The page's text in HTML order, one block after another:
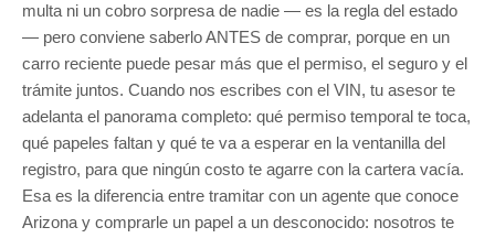
multa ni un cobro sorpresa de nadie — es la regla del estado
— pero conviene saberlo ANTES de comprar, porque en un
carro reciente puede pesar más que el permiso, el seguro y el
trámite juntos. Cuando nos escribes con el VIN, tu asesor te
adelanta el panorama completo: qué permiso temporal te toca,
qué papeles faltan y qué te va a esperar en la ventanilla del
registro, para que ningún costo te agarre con la cartera vacía.
Esa es la diferencia entre tramitar con un agente que conoce
Arizona y comprarle un papel a un desconocido: nosotros te